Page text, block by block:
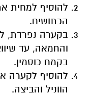
להוסיף למחית
הכתושים.
בקערה נפרדת,
והחמאה, עד
בקמח כוסמין.
להוסיף לקערה
הווניל והביצה.